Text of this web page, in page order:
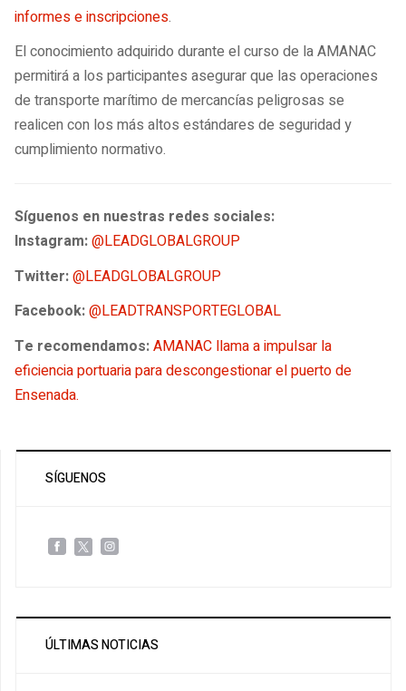
informes e inscripciones.
El conocimiento adquirido durante el curso de la AMANAC
permitirá a los participantes asegurar que las operaciones
de transporte marítimo de mercancías peligrosas se
realicen con los más altos estándares de seguridad y
cumplimiento normativo.
Síguenos en nuestras redes sociales:
Instagram:@LEADGLOBALGROUP
Twitter:@LEADGLOBALGROUP
Facebook:@LEADTRANSPORTEGLOBAL
Te recomendamos:AMANAC llama a impulsar la
eficiencia portuaria para descongestionar el puerto de
Ensenada.
SÍGUENOS
ÚLTIMAS NOTICIAS